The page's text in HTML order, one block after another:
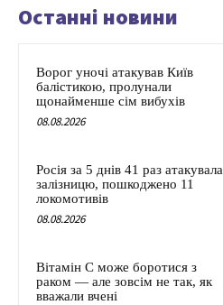
Останні новини
Ворог уночі атакував Київ
балістикою, пролунали
щонайменше сім вибухів
08.08.2026
Росія за 5 днів 41 раз атакувала
залізницю, пошкоджено 11
локомотивів
08.08.2026
Вітамін C може боротися з
раком — але зовсім не так, як
вважали вчені